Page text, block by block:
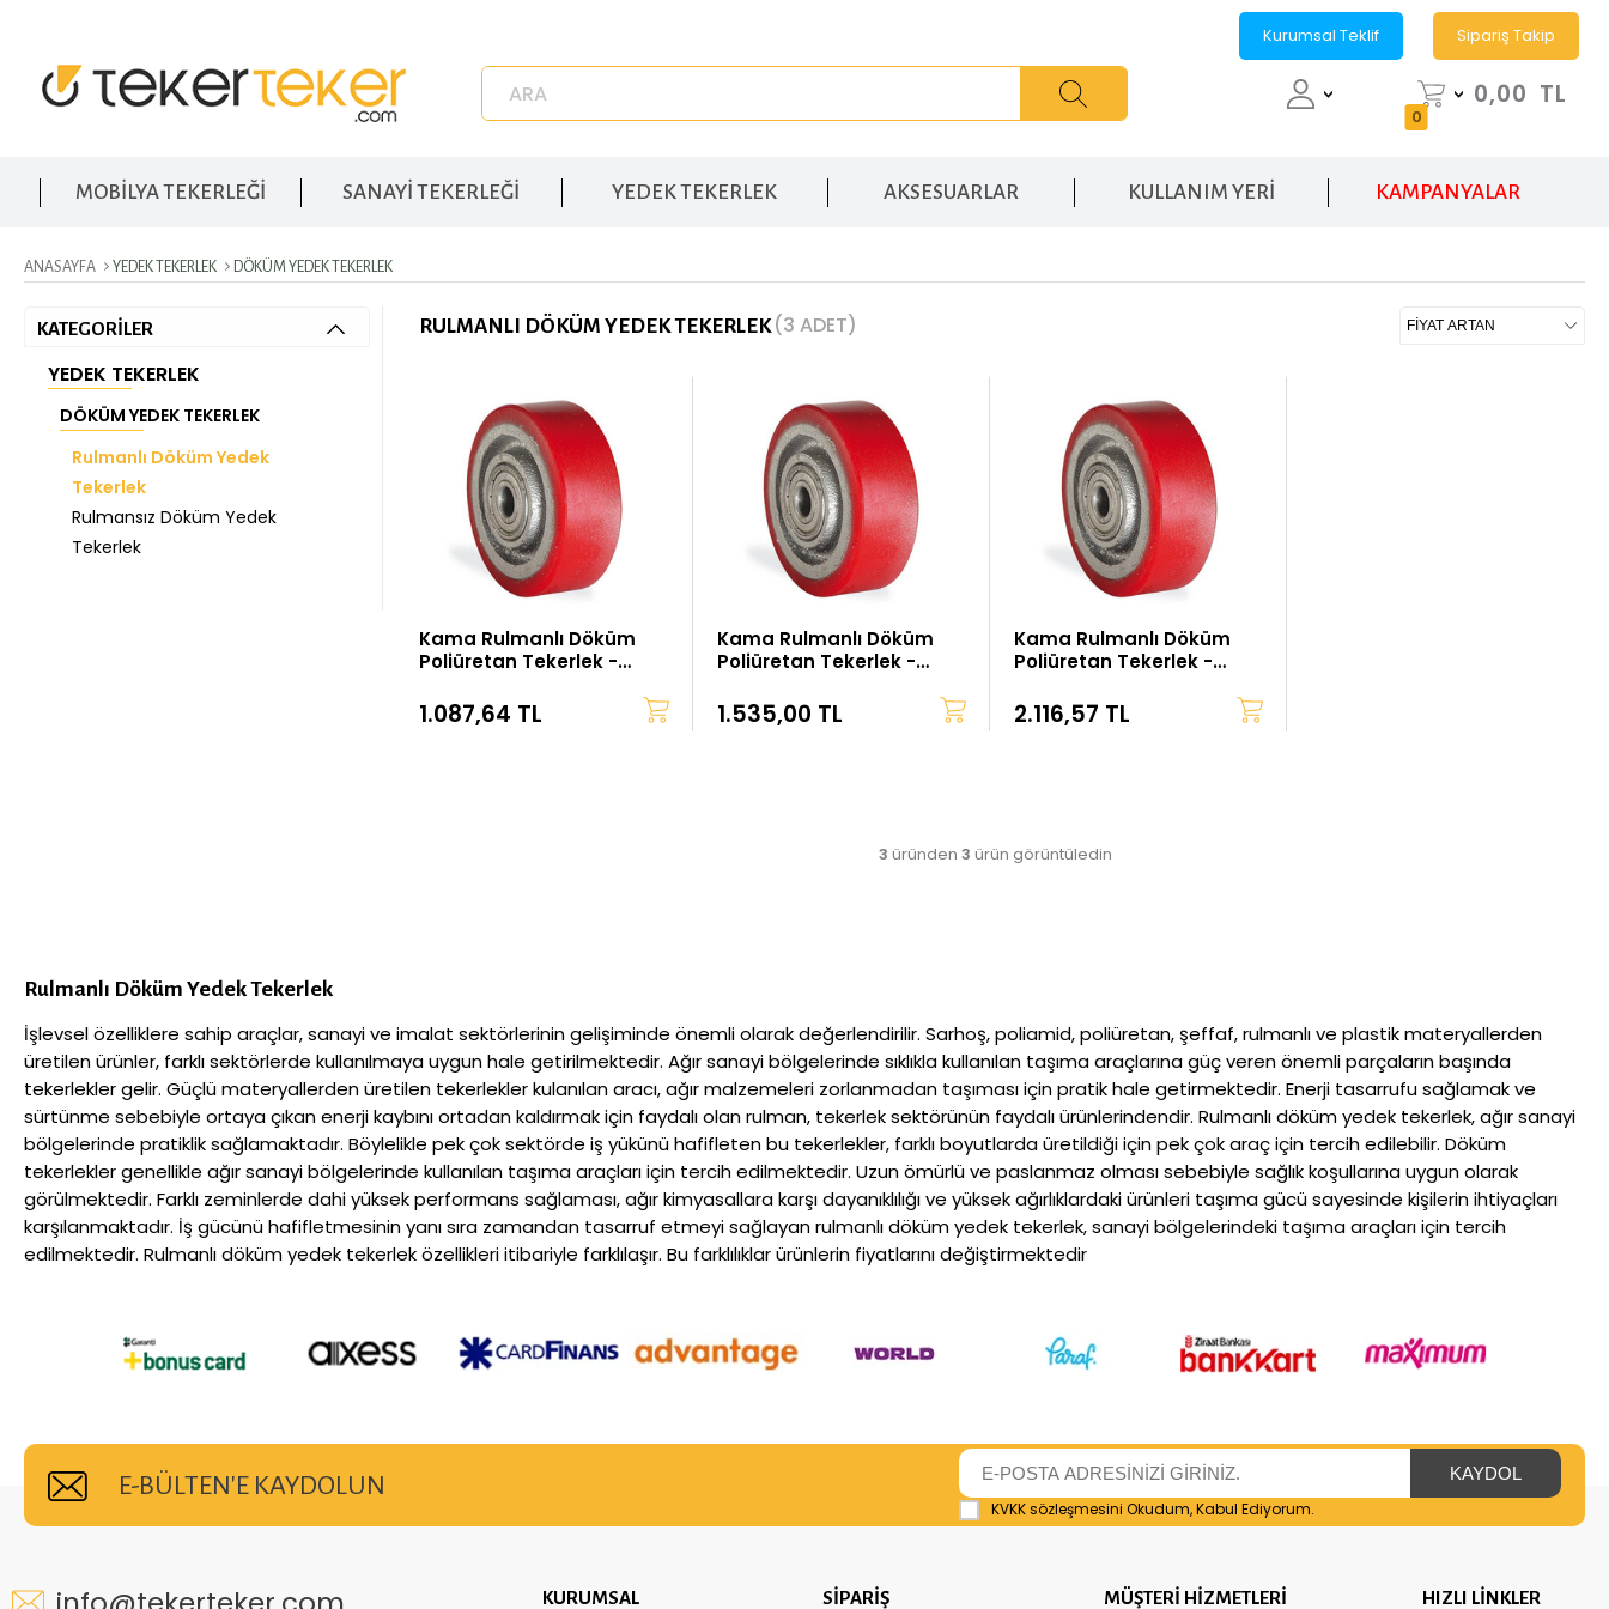
Kurumsal Teklif Sipariş Takip
0
0,00 TL
MOBİLYA TEKERLEĞİ SANAYİ TEKERLEĞİ YEDEK TEKERLEK AKSESUARLAR KULLANIM YERİ KAMPANYALAR
ANASAYFA YEDEK TEKERLEK DÖKÜM YEDEK TEKERLEK
KATEGORİLER
YEDEK TEKERLEK
DÖKÜM YEDEK TEKERLEK
Rulmanlı Döküm Yedek
Tekerlek
Rulmansız Döküm Yedek
Tekerlek
RULMANLI DÖKÜM YEDEK TEKERLEK (3 ADET)
Kama Rulmanlı Döküm
Poliüretan Tekerlek -
1.087,64 TL
Kama Rulmanlı Döküm
Poliüretan Tekerlek -
1.535,00 TL
Kama Rulmanlı Döküm
Poliüretan Tekerlek -
2.116,57 TL
3 üründen3 ürün görüntüledin
Rulmanlı Döküm Yedek Tekerlek
İşlevsel özelliklere sahip araçlar, sanayi ve imalat sektörlerinin gelişiminde önemli olarak değerlendirilir. Sarhoş, poliamid, poliüretan, şeffaf, rulmanlı ve plastik materyallerden
üretilen ürünler, farklı sektörlerde kullanılmaya uygun hale getirilmektedir. Ağır sanayi bölgelerinde sıklıkla kullanılan taşıma araçlarına güç veren önemli parçaların başında
tekerlekler gelir. Güçlü materyallerden üretilen tekerlekler kulanılan aracı, ağır malzemeleri zorlanmadan taşıması için pratik hale getirmektedir. Enerji tasarrufu sağlamak ve
sürtünme sebebiyle ortaya çıkan enerji kaybını ortadan kaldırmak için faydalı olan rulman, tekerlek sektörünün faydalı ürünlerindendir. Rulmanlı döküm yedek tekerlek, ağır sanayi
bölgelerinde pratiklik sağlamaktadır. Böylelikle pek çok sektörde iş yükünü hafifleten bu tekerlekler, farklı boyutlarda üretildiği için pek çok araç için tercih edilebilir. Döküm
tekerlekler genellikle ağır sanayi bölgelerinde kullanılan taşıma araçları için tercih edilmektedir. Uzun ömürlü ve paslanmaz olması sebebiyle sağlık koşullarına uygun olarak
görülmektedir. Farklı zeminlerde dahi yüksek performans sağlaması, ağır kimyasallara karşı dayanıklılığı ve yüksek ağırlıklardaki ürünleri taşıma gücü sayesinde kişilerin ihtiyaçları
karşılanmaktadır. İş gücünü hafifletmesinin yanı sıra zamandan tasarruf etmeyi sağlayan rulmanlı döküm yedek tekerlek, sanayi bölgelerindeki taşıma araçları için tercih
edilmektedir. Rulmanlı döküm yedek tekerlek özellikleri itibariyle farklılaşır. Bu farklılıklar ürünlerin fiyatlarını değiştirmektedir
E-BÜLTEN'E KAYDOLUN
KVKK sözleşmesini Okudum, Kabul Ediyorum.
KURUMSAL SİPARİŞ MÜŞTERİ HİZMETLERİ HIZLI LİNKLER